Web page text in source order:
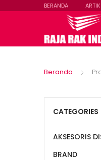
BERANDA
Beranda
CATEGORIES
AKSESORIS
BRAND